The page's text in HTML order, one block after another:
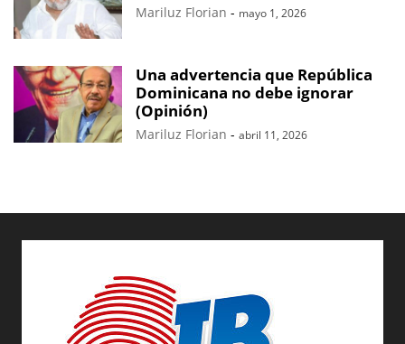
Mariluz Florian - mayo 1, 2026
Una advertencia que República
Dominicana no debe ignorar
(Opinión)
Mariluz Florian - abril 11, 2026